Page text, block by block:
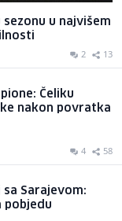
u najvišem
2 13
Čeliku
nakon povratka
4 58
sa Sarajevom:
pobjedu